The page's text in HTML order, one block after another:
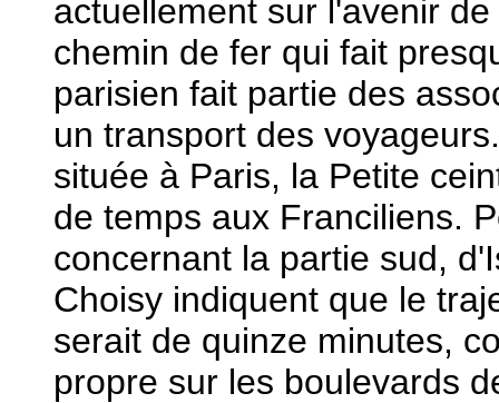
actuellement sur l'avenir
chemin de fer qui fait
parisien fait partie des
un transport des
située à Paris, la Petite
de temps aux Franciliens.
concernant la partie sud,
Choisy indiquent que le
serait de quinze minutes,
propre sur les boulevards